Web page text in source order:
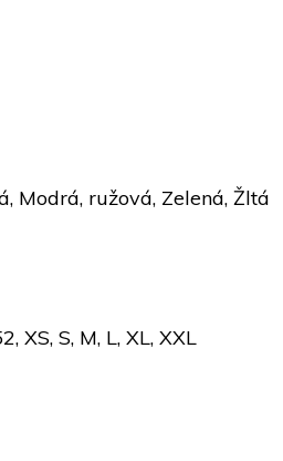
Modrá, ružová, Zelená, Žltá
XS, S, M, L, XL, XXL